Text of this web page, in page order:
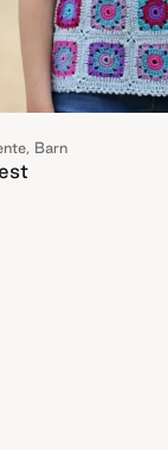
Barn